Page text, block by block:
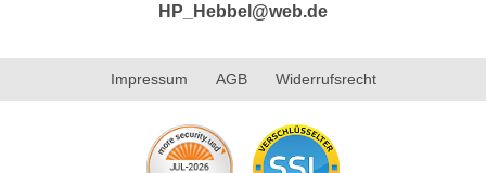
HP_Hebbel@web.de
Impressum AGB Widerrufsrecht